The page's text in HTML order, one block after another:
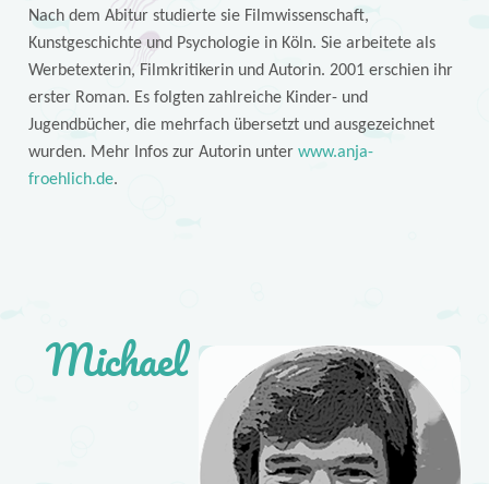
Nach dem Abitur studierte sie Filmwissenschaft,
Kunstgeschichte und Psychologie in Köln. Sie arbeitete als
Werbetexterin, Filmkritikerin und Autorin. 2001 erschien ihr
erster Roman. Es folgten zahlreiche Kinder- und
Jugendbücher, die mehrfach übersetzt und ausgezeichnet
wurden. Mehr Infos zur Autorin unter www.anja-
froehlich.de.
Michael